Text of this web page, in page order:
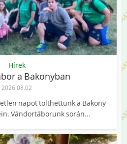
Hírek
a Bakonyban
2026.08.02
napot tölthettünk a Bakony
Vándortáborunk során...